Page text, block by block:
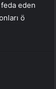
eden
ö